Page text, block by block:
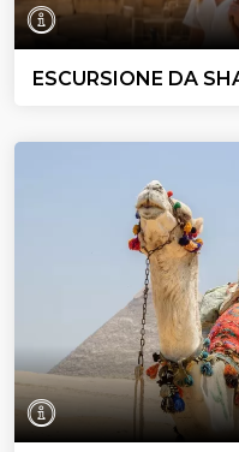
ESCURSIONE DA